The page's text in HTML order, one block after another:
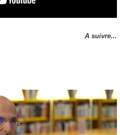
A suivre...